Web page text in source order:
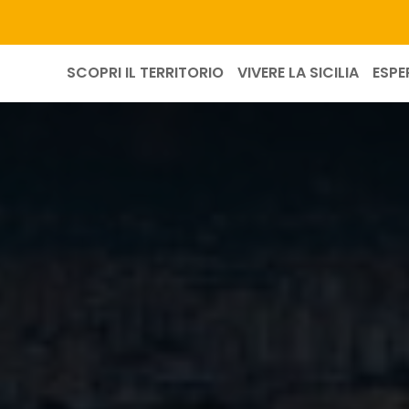
SCOPRI IL TERRITORIO VIVERE LA SICILIA